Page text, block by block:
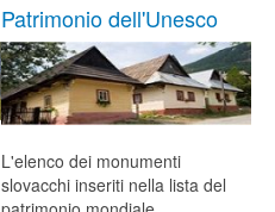
Patrimonio dell'Unesco
L'elenco dei monumenti
slovacchi inseriti nella lista del